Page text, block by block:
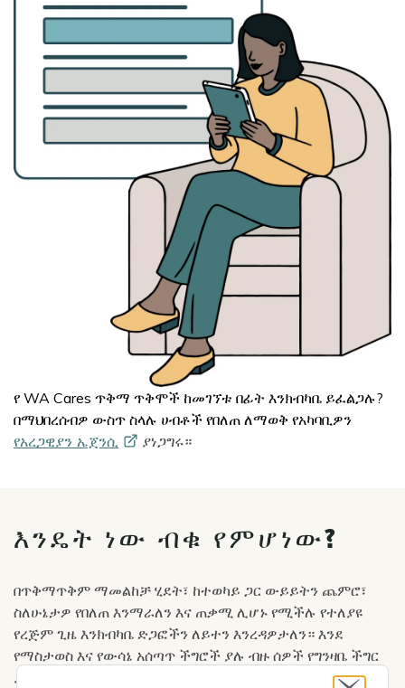
የ WA Cares ጥቅማ ጥቅሞች ከመገኘቱ በፊት እንክብካቤ ይፈልጋሉ?
በማህበረሰብዎ ውስጥ ስላሉ ሀብቶች የበለጠ ለማወቅ የአካባቢዎን
የአረጋዊያን ኤጀንሲ ያነጋግሩ።
እንዴት ነው ብቁ የምሆነው?
በጥቅማጥቅም ማመልከቻ ሂደት፣ ከተወካይ ጋር ውይይትን ጨምሮ፣
ስለሁኔታዎ የበለጠ እንማራለን እና ጠቃሚ ሊሆኑ የሚችሉ የተለያዩ
የረጅም ጊዜ እንክብካቤ ድጋፎችን ለይተን እንረዳዎታለን። እንደ
የማስታወስ እና የውሳኔ አሰጣጥ ችግሮች ያሉ ብዙ ሰዎች የግንዛቤ ችግር
ያለባቸው ሰዎች የዕለት ተዕለት ኑሮን ብቻቸውን ለማጠናቀቅ